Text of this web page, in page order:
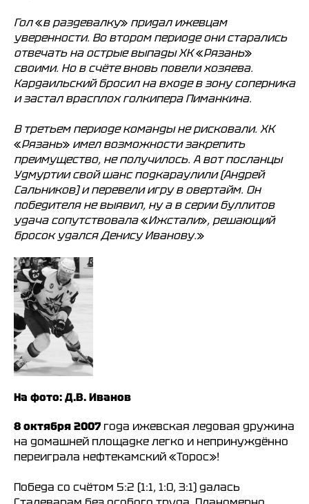
Гол«в раздевалку» придал ижевцам
уверенности. Во втором периоде они старались
отвечать на острые выпады ХК«Рязань»
своими. Но в счёте вновь повели хозяева.
Кардаильский бросил на входе в зону соперника
и застал врасплох голкипера Пиманкина.
В третьем периоде команды не рисковали. ХК
«Рязань» имел возможности закрепить
преимущество, не получилось. А вот посланцы
Удмуртии свой шанс подкараулили (Андрей
Сальников) и перевели игру в овертайм. Он
победителя не выявил, ну а в серии буллитов
удача сопутствовала«Ижстали», решающий
бросок удался Денису Иванову.»
На фото: Д.В. Иванов
8 октября 2007 года ижевская ледовая дружина
на домашней площадке легко и непринуждённо
переиграла нефтекамский «Торос»!
Победа со счётом 5:2 (1:1, 1:0, 3:1) далась
ХК«Ижсталь»
Администрация
Состав команды
НМХК«Прогресс»
Турнирная таблица
Тренерский штаб
Календарь МХЛ
Спортивная школа
по хоккею
ВКонтакте
Сайт
Медиа
Социальные проекты
Видео
Фото
Магазин
Фан-зона
Акции для
болельщиков
Политика конфиденциальности
Публичная оферта
Правила возврата и обмена товара
ООО «ХК «Ижсталь»
г. Ижевск, ул. Свободы, д. 82а
8 (3412) 572062 (доб. 1)
izhstal@mail.ru